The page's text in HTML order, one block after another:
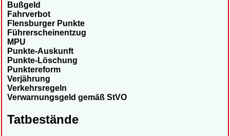
Bußgeld
Fahrverbot
Flensburger Punkte
Führerscheinentzug
MPU
Punkte-Auskunft
Punkte-Löschung
Punktereform
Verjährung
Verkehrsregeln
Verwarnungsgeld gemäß StVO
Tatbestände